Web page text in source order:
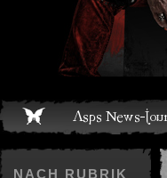
Live und Termine
NACH RUBRIK